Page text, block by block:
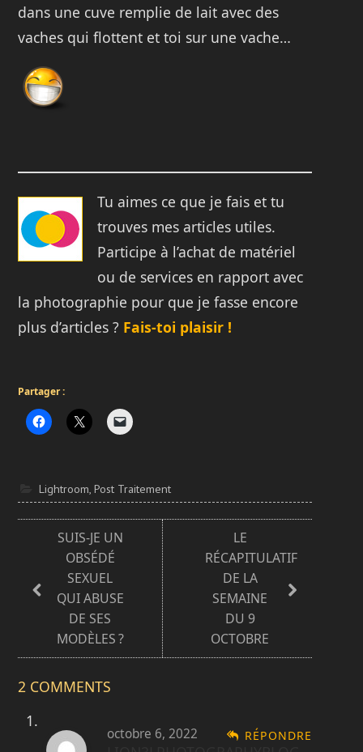
dans une cuve remplie de lait avec des
vaches qui flottent et toi sur une vache…
Tu aimes ce que je fais et tu
trouves mes articles utiles.
Participe à l’achat de matériel
ou de services en rapport avec
la photographie pour que je fasse encore
plus d’articles ? Fais-toi plaisir !
Partager :
Lightroom,Post Traitement
SUIS-JE UN
OBSÉDÉ
SEXUEL
QUI ABUSE
DE SES
MODÈLES ?
LE
RÉCAPITULATIF
DE LA
SEMAINE
DU 9
OCTOBRE
2 COMMENTS
RÉPONDRE
octobre 6, 2022